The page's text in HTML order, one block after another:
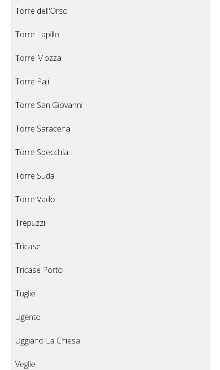
Torre dell'Orso
Torre Lapillo
Torre Mozza
Torre Pali
Torre San Giovanni
Torre Saracena
Torre Specchia
Torre Suda
Torre Vado
Trepuzzi
Tricase
Tricase Porto
Tuglie
Ugento
Uggiano La Chiesa
Veglie